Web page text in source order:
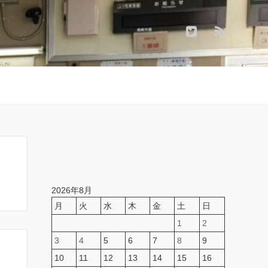
2026年8月
月
火 水 木 金 土
日
1
2
3
4 5 6 7 8
9
10
11 12 13 14 15 16